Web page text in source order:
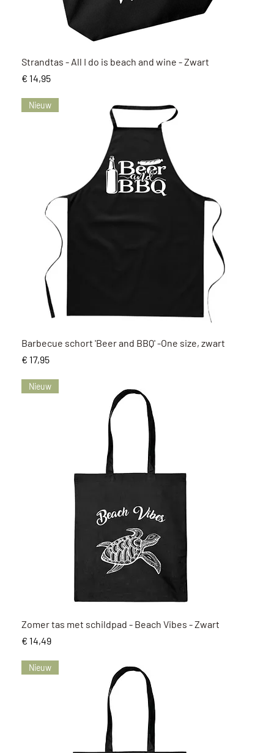
Snel overzicht
Strandtas - All I do is beach and wine - Zwart
Prijs
€ 14,95
Snel overzicht
Nieuw
Barbecue schort 'Beer and BBQ' -One size, zwart
Prijs
€ 17,95
Snel overzicht
Nieuw
Zomer tas met schildpad - Beach Vibes - Zwart
Prijs
€ 14,49
Nieuw